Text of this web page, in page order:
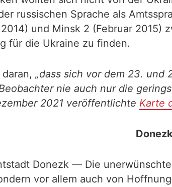
russischen Sprache als
und Minsk 2 (Februar
für die Ukraine zu finden.
„dass sich vor dem 23. und
nie auch nur die
2021 veröffentlichte Karte
Donezk — Die
vor allem auch von